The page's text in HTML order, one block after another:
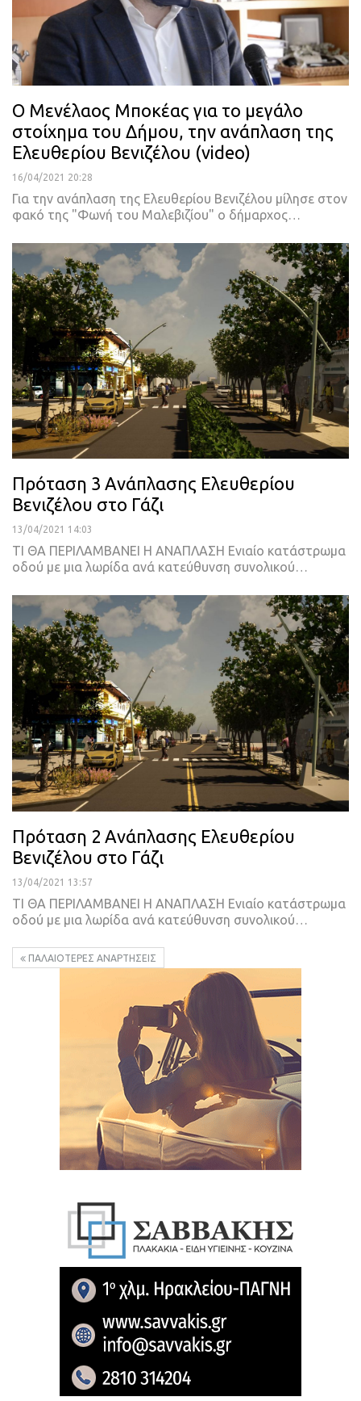
Ο Μενέλαος Μποκέας για το μεγάλο
στοίχημα του Δήμου, την ανάπλαση της
Ελευθερίου Βενιζέλου (video)
16/04/2021 20:28
Για την ανάπλαση της Ελευθερίου Βενιζέλου μίλησε στον
φακό της "Φωνή του Μαλεβιζίου" ο δήμαρχος
Πρόταση 3 Ανάπλασης Ελευθερίου
Βενιζέλου στο Γάζι
13/04/2021 14:03
ΤΙ ΘΑ ΠΕΡΙΛΑΜΒΑΝΕΙ Η ΑΝΑΠΛΑΣΗ Ενιαίο κατάστρωμα
οδού με μια λωρίδα ανά κατεύθυνση συνολικού…
Πρόταση 2 Ανάπλασης Ελευθερίου
Βενιζέλου στο Γάζι
13/04/2021 13:57
ΤΙ ΘΑ ΠΕΡΙΛΑΜΒΑΝΕΙ Η ΑΝΑΠΛΑΣΗ Ενιαίο κατάστρωμα
οδού με μια λωρίδα ανά κατεύθυνση συνολικού
ΠΑΛΑΙΌΤΕΡΕΣ ΑΝΑΡΤΉΣΕΙΣ